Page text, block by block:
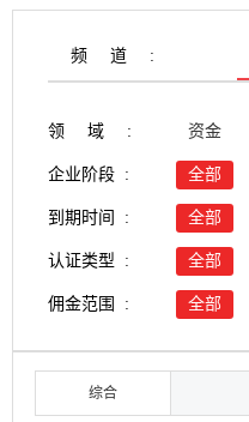
频道:
领域: 资金
企业阶段 : 全部
到期时间 : 全部
认证类型 : 全部
佣金范围 : 全部
综合